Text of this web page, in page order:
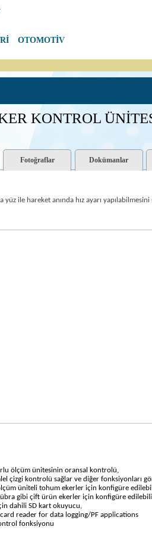
OTOMOTİV
KONTROL
Fotoğraflar Dokümanlar
yüz ile hareket anında hız ayarı yapılabilmesini
ölçüm ünitesinin oransal kontrolü,
çizgi kontrolü sağlar ve diğer fonksiyonları
üniteli tohum ekerler için konfigüre
gibi çift ürün ekerler için konfigüre
dahili SD kart okuyucu,
card reader for data logging/PF applications
fonksiyonu